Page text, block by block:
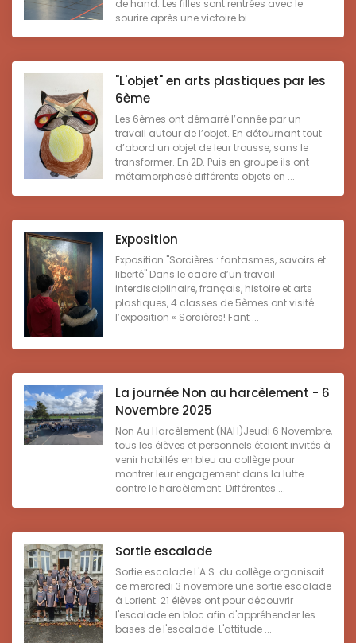
de hand. Les filles sont rentrées avec le
sourire après une victoire bi ...
"L'objet" en arts plastiques par les
6ème
Les 6èmes ont démarré l’année par un
travail autour de l’objet. En détournant tout
d’abord un objet de leur trousse, sans le
transformer. En 2D. Puis en groupe ils ont
métamorphosé différents objets en ...
Exposition
Exposition "Sorcières : fantasmes, savoirs et
liberté" Dans le cadre d’un travail
interdisciplinaire, français, histoire et arts
plastiques, 4 classes de 5èmes ont visité
l’exposition « Sorcières! Fant ...
La journée Non au harcèlement - 6
Novembre 2025
Non Au Harcèlement (NAH)Jeudi 6 Novembre,
tous les élèves et personnels étaient invités à
venir habillés en bleu au collège pour
montrer leur engagement dans la lutte
contre le harcèlement. Différentes ...
Sortie escalade
Sortie escalade L'A.S. du collège organisait
ce mercredi 3 novembre une sortie escalade
à Lorient. 21 élèves ont pour découvrir
l'escalade en bloc afin d'appréhender les
bases de l'escalade. L'attitude ...